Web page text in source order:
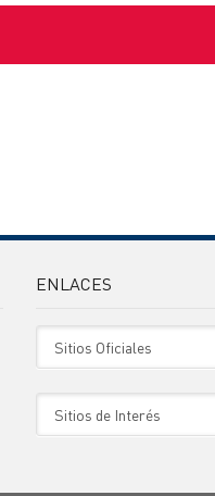
ENLACES